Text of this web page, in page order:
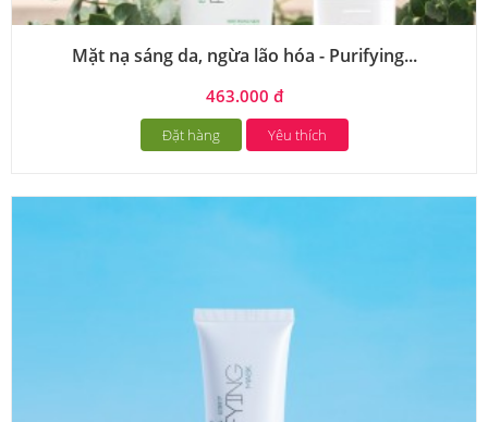
Mặt nạ sáng da, ngừa lão hóa - Purifying...
463.000 đ
Đặt hàng Yêu thích